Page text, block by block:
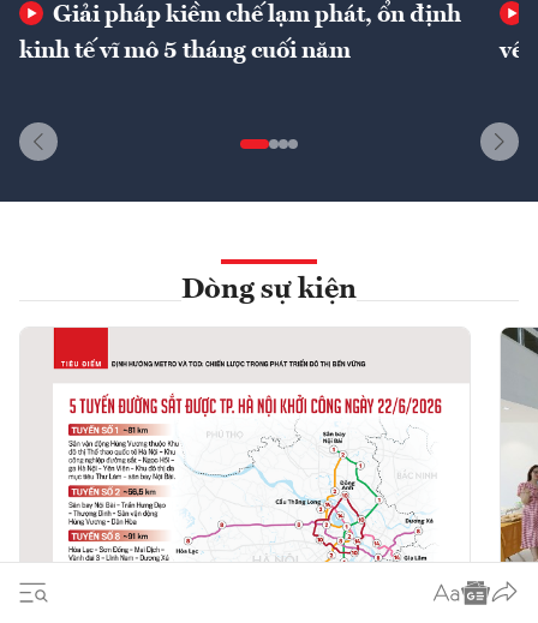
Giải pháp kiềm chế lạm phát, ổn định
kinh tế vĩ mô 5 tháng cuối năm
về
Dòng sự kiện